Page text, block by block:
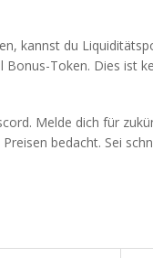
kannst du
Token. Dies ist
Melde dich für
bedacht. Sei